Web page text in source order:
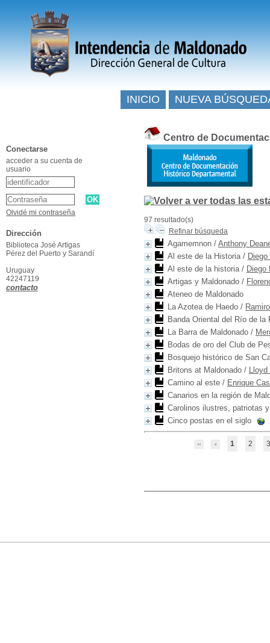
Centro de
97 resultado(s)
Refinar búsqueda
Agamemnon / Anthony
Al este de la Historia/
Al este de la historia/ Diego
Artigas y Maldonado /
Ateneo de Maldonado
La Azotea de Haedo /
Banda Oriental del Río de
La Barra de Maldonado /
Bodas de oro del Club de
Bosquejo histórico de San
Britons at Maldonado /
Camino al este / Enrique
Canarios en la región de
Carolinos ilustres, patriotas
Cinco postas en el siglo
1 2 3
INICIO NUEVA
Conectarse
acceder a su cuenta de
usuario
Olvidé mi contraseña
Dirección
Biblioteca José Artigas
Pérez del Puerto y Sarandí
Uruguay
42247119
contacto